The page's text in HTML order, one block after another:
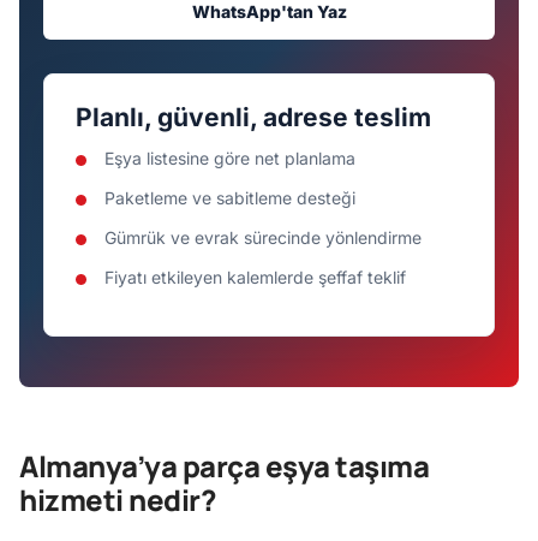
WhatsApp'tan Yaz
Planlı, güvenli, adrese teslim
Eşya listesine göre net planlama
Paketleme ve sabitleme desteği
Gümrük ve evrak sürecinde yönlendirme
Fiyatı etkileyen kalemlerde şeffaf teklif
Almanya’ya parça eşya taşıma
hizmeti nedir?